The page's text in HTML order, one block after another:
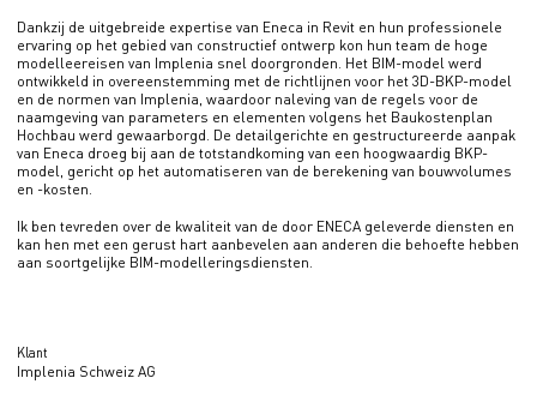
Klant
Implenia Schweiz AG
Dankzij de uitgebreide expertise van Eneca in Revit en hun professionele
ervaring op het gebied van constructief ontwerp kon hun team de hoge
modelleereisen van Implenia snel doorgronden. Het BIM-model werd
ontwikkeld in overeenstemming met de richtlijnen voor het 3D-BKP-model
en de normen van Implenia, waardoor naleving van de regels voor de
naamgeving van parameters en elementen volgens het Baukostenplan
Hochbau werd gewaarborgd. De detailgerichte en gestructureerde aanpak
van Eneca droeg bij aan de totstandkoming van een hoogwaardig BKP-
model, gericht op het automatiseren van de berekening van bouwvolumes
en -kosten.
Ik ben tevreden over de kwaliteit van de door ENECA geleverde diensten en
kan hen met een gerust hart aanbevelen aan anderen die behoefte hebben
aan soortgelijke BIM-modelleringsdiensten.